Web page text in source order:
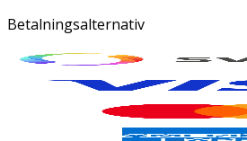
Betalningsalternativ